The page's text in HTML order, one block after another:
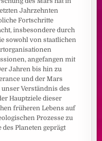
Jahrzehnten
Fortschritte
insbesondere durch
sowohl von staatlichen
angefangen mit
Jahren bis hin zu
und der Mars
Verständnis des
Hauptziele dieser
früheren Lebens auf
Prozesse zu
Planeten geprägt